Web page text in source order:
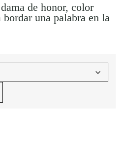
de honor, color
una palabra en la